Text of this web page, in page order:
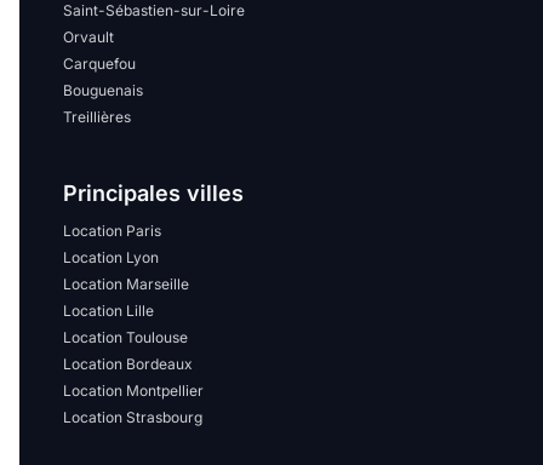
Saint-Sébastien-sur-Loire
Orvault
Carquefou
Bouguenais
Treillières
Principales villes
Location Paris
Location Lyon
Location Marseille
Location Lille
Location Toulouse
Location Bordeaux
Location Montpellier
Location Strasbourg